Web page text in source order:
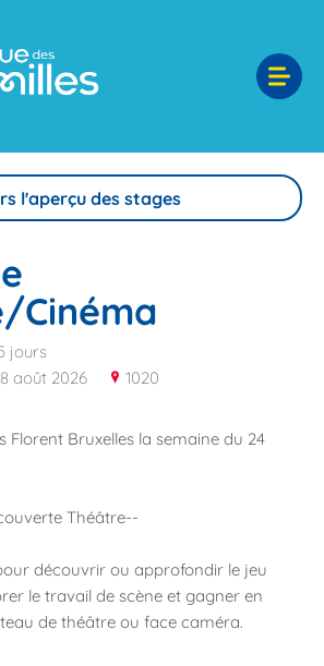
l'aperçu des stages
Cinéma
jours
août 2026
1020
Florent Bruxelles la semaine du 24
Théâtre--
découvrir ou approfondir le jeu
le travail de scène et gagner en
de théâtre ou face caméra.